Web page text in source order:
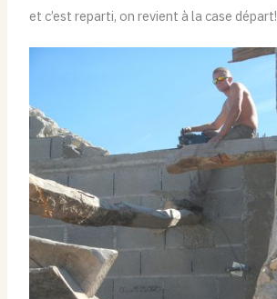
et c’est reparti, on revient à la case départ!